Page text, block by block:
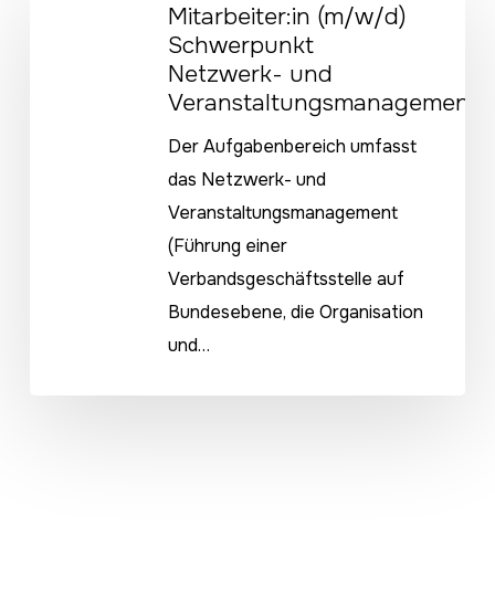
Veranstaltungsmanagement
Mitarbeiter:in (m/w/d)
Schwerpunkt
Netzwerk- und
Veranstaltungsmanagement
Der Aufgabenbereich umfasst
das Netzwerk- und
Veranstaltungsmanagement
(Führung einer
Verbandsgeschäftsstelle auf
Bundesebene, die Organisation
und…